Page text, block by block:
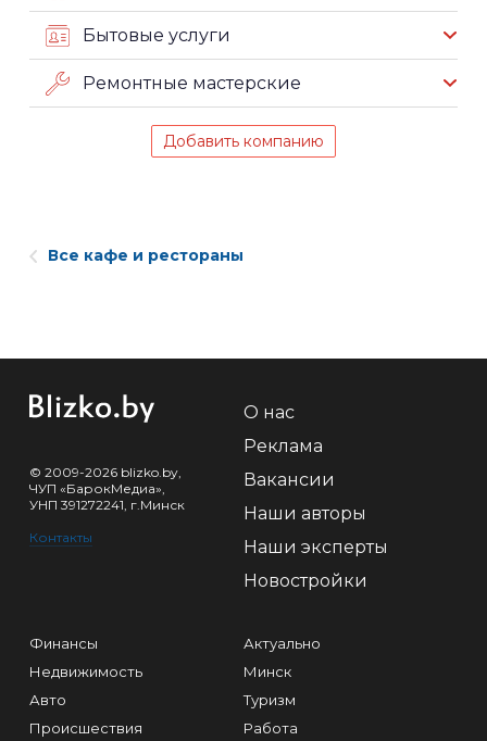
Бытовые услуги
Ремонтные мастерские
Добавить компанию
Все кафе и рестораны
© 2009-2026 blizko.by,
ЧУП «БарокМедиа»,
УНП 391272241, г.Минск
Контакты
О нас
Реклама
Вакансии
Наши авторы
Наши эксперты
Новостройки
Финансы
Недвижимость
Авто
Происшествия
Актуально
Минск
Туризм
Работа